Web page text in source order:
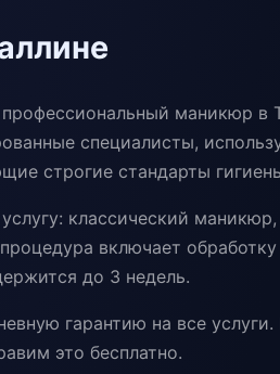
профессиональный маникюр в
специалисты,
строгие стандарты
классический
включает
до 3 недель.
гарантию на все
это бесплатно.